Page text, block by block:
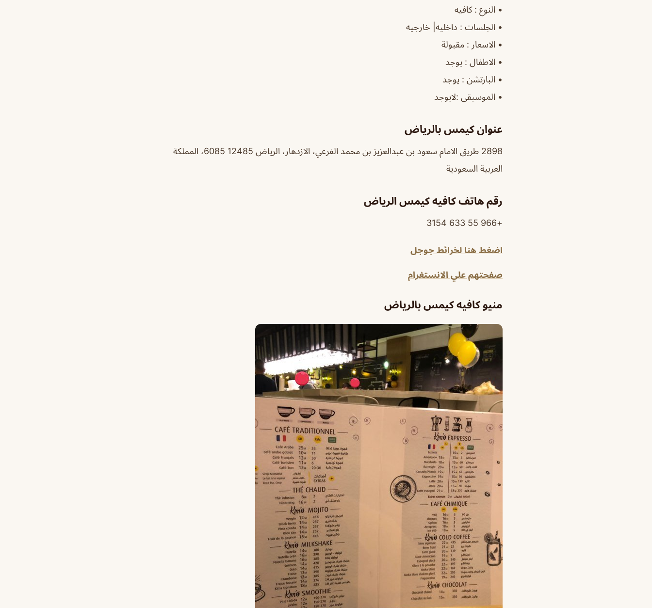
‏• النوع : كافيه
‏• الجلسات : داخليه| خارجيه
‏• الاسعار : مقبولة
‏• الاطفال : يوجد
‏• البارتشن : يوجد
‏• الموسيقى :لايوجد
عنوان كيمس بالرياض
2898 طريق الامام سعود بن عبدالعزيز بن محمد الفرعي، الازدهار، الرياض 12485 6085، المملكة
العربية السعودية
رقم هاتف كافيه كيمس الرياض
+966 55 633 3154
اضغط هنا لخرائط جوجل
صفحتهم علي الانستغرام
منيو كافيه كيمس بالرياض